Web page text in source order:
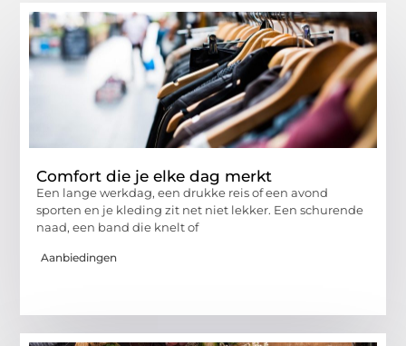
Comfort die je elke dag merkt
Een lange werkdag, een drukke reis of een avond
sporten en je kleding zit net niet lekker. Een schurende
naad, een band die knelt of
Aanbiedingen